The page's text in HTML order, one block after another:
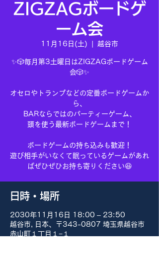
ZIGZAGボードゲ
ーム会
11月16日(土) 越谷市
✨🎲毎月第3土曜日はZIGZAGボードゲーム
会🎲✨
オセロやトランプなどの定番ボードゲームか
ら、
BARならではのパーティーゲーム、
頭を使う最新ボードゲームまで！
ボードゲームの持ち込みも歓迎！
遊び相手がいなくて眠っているゲームがあれ
ばぜひぜひお持ち寄りください😆
日時・場所
2030年11月16日 18:00 – 23:50
越谷市, 日本、〒343-0807 埼玉県越谷市
赤山町１丁目１−１